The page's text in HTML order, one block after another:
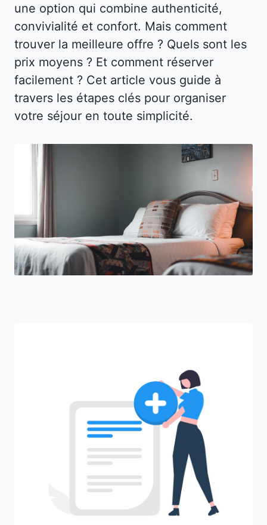
une option qui combine authenticité,
convivialité et confort. Mais comment
trouver la meilleure offre ? Quels sont les
prix moyens ? Et comment réserver
facilement ? Cet article vous guide à
travers les étapes clés pour organiser
votre séjour en toute simplicité.